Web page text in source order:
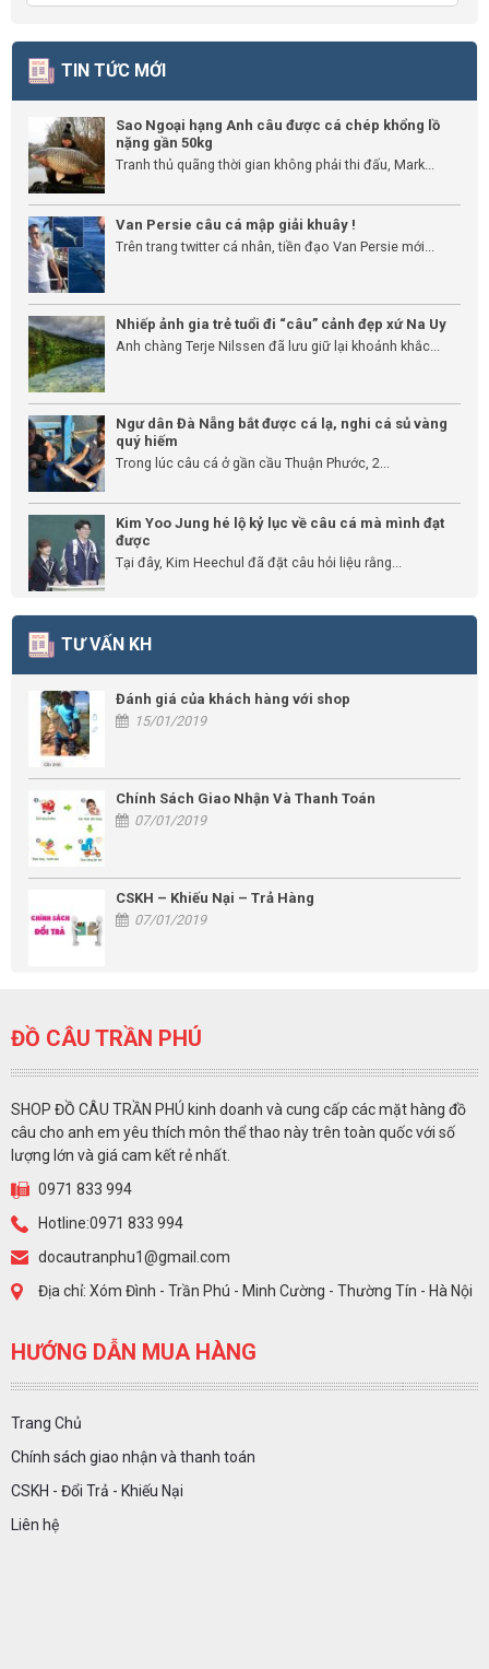
TIN TỨC MỚI
Sao Ngoại hạng Anh câu được cá chép khổng lồ
nặng gần 50kg
Tranh thủ quãng thời gian không phải thi đấu, Mark...
Van Persie câu cá mập giải khuây !
Trên trang twitter cá nhân, tiền đạo Van Persie mới...
Nhiếp ảnh gia trẻ tuổi đi “câu” cảnh đẹp xứ Na Uy
Anh chàng Terje Nilssen đã lưu giữ lại khoảnh khắc...
Ngư dân Đà Nẵng bắt được cá lạ, nghi cá sủ vàng
quý hiếm
Trong lúc câu cá ở gần cầu Thuận Phước, 2...
Kim Yoo Jung hé lộ kỷ lục về câu cá mà mình đạt
được
Tại đây, Kim Heechul đã đặt câu hỏi liệu rằng...
TƯ VẤN KH
Đánh giá của khách hàng với shop
15/01/2019
Chính Sách Giao Nhận Và Thanh Toán
07/01/2019
CSKH – Khiếu Nại – Trả Hàng
07/01/2019
ĐỒ CÂU TRẦN PHÚ
SHOP ĐỒ CÂU TRẦN PHÚ kinh doanh và cung cấp các mặt hàng đồ
câu cho anh em yêu thích môn thể thao này trên toàn quốc với số
lượng lớn và giá cam kết rẻ nhất.
0971 833 994
Hotline:0971 833 994
docautranphu1@gmail.com
Địa chỉ: Xóm Đình - Trần Phú - Minh Cường - Thường Tín - Hà Nội
HƯỚNG DẪN MUA HÀNG
Trang Chủ
Chính sách giao nhận và thanh toán
CSKH - Đổi Trả - Khiếu Nại
Liên hệ